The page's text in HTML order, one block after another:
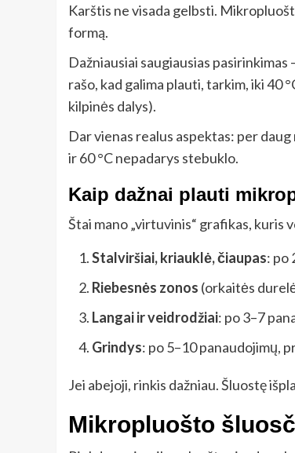
Karštis ne visada gelbsti.
formą.
Dažniausiai saugiausias
rašo, kad galima plauti, tarkim, iki 40
kilpinės dalys).
Dar vienas realus aspektas: per
ir 60 °C nepadarys stebuklo.
Kaip dažnai plauti
Štai mano „virtuvinis“ grafikas, kuris
Stalviršiai, kriauklė, čiaupas: po
Riebesnės zonos (orkaitės
Langai ir veidrodžiai: po 3–7
Grindys: po 5–10 panaudojimų,
Jei abejoji, rinkis dažniau. Šluostę
Mikropluošto